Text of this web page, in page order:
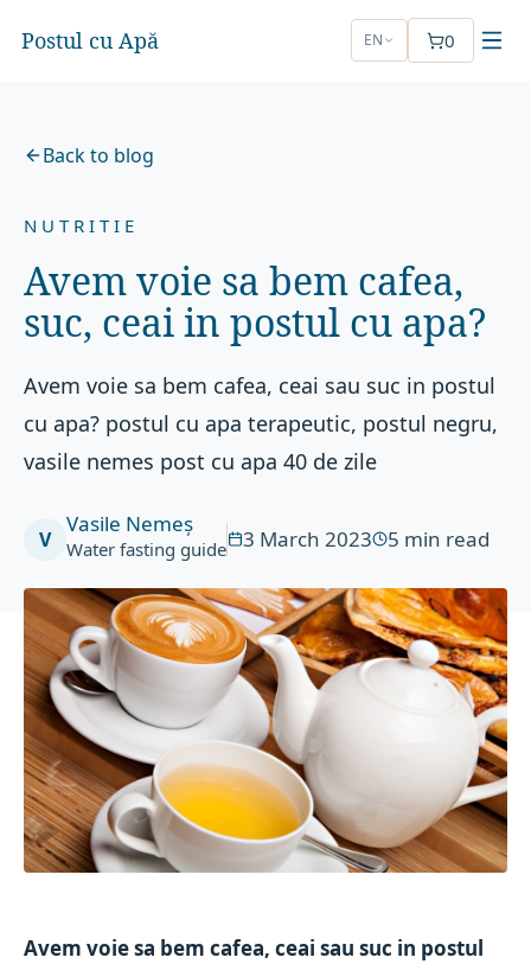
Postul cu Apă EN 0
Back to blog
NUTRITIE
Avem voie sa bem cafea,
suc, ceai in postul cu apa?
Avem voie sa bem cafea, ceai sau suc in postul
cu apa? postul cu apa terapeutic, postul negru,
vasile nemes post cu apa 40 de zile
V
Vasile Nemeș
Water fasting guide 3 March 2023 5 min read
Avem voie sa bem cafea, ceai sau suc in postul